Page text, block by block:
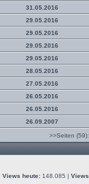
31.05.2016
29.05.2016
29.05.2016
29.05.2016
29.05.2016
28.05.2016
27.05.2016
26.05.2016
26.05.2016
26.09.2007
>>Seiten
Views heute: 148.085 |